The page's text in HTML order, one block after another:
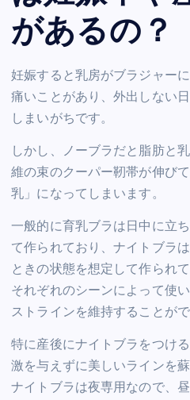
があるの？
妊娠すると乳房がブラジャー
痛いことがあり、外出しない
しまいがちです。
しかし、ノーブラだと脂肪と
維の束のクーパー靭帯が伸び
乳」になってしまいます。
一般的に育乳ブラは日中に立
て作られており、ナイトブラ
ときの状態を想定して作られて
それぞれのシーンによって使
ストラインを維持することがで
特に産後にナイトブラをつけ
激を与えずに美しいラインを
ナイトブラは夜専用なので、